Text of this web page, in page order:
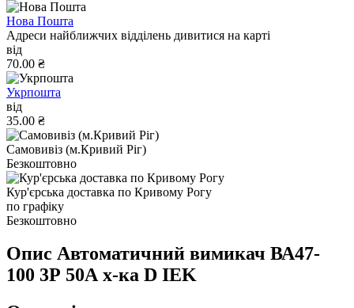
Нова Пошта
Адреси найближчих відділень дивитися на карті
від
70.00 ₴
Укрпошта
від
35.00 ₴
Самовивіз (м.Кривий Ріг)
Безкоштовно
Кур'єрська доставка по Кривому Рогу
по графіку
Безкоштовно
Опис Автоматичний вимикач ВА47-
100 3Р 50А х-ка D IEK